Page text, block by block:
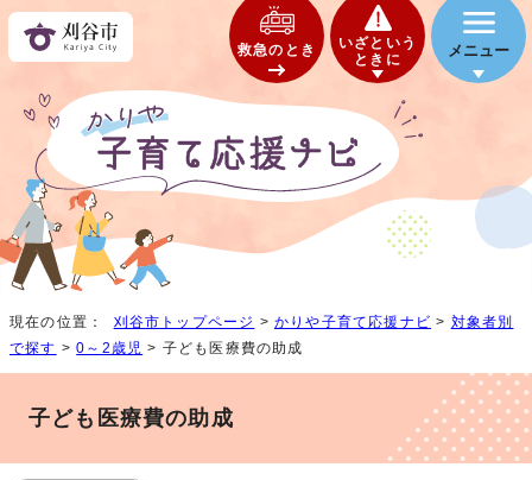
救急のとき
いざという
ときに
メニュー
現在の位置： 刈谷市トップページ >かりや子育て応援ナビ > 対象者別
で探す >0～2歳児 > 子ども医療費の助成
子ども医療費の助成